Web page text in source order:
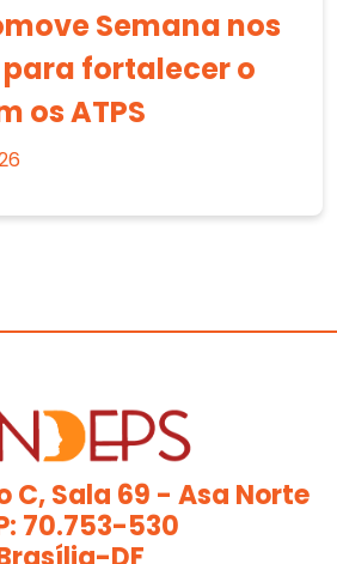
Semana nos
fortalecer o
os ATPS
C, Sala 69 - Asa Norte
70.753-530